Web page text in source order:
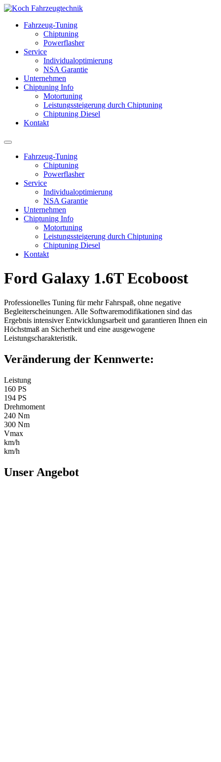
Fahrzeug-Tuning
Chiptuning
Powerflasher
Service
Individualoptimierung
NSA Garantie
Unternehmen
Chiptuning Info
Motortuning
Leistungssteigerung durch Chiptuning
Chiptuning Diesel
Kontakt
Fahrzeug-Tuning
Chiptuning
Powerflasher
Service
Individualoptimierung
NSA Garantie
Unternehmen
Chiptuning Info
Motortuning
Leistungssteigerung durch Chiptuning
Chiptuning Diesel
Kontakt
Ford Galaxy 1.6T Ecoboost
Professionelles Tuning für mehr Fahrspaß, ohne negative
Begleiterscheinungen. Alle Softwaremodifikationen sind das
Ergebnis intensiver Entwicklungsarbeit und garantieren Ihnen ein
Höchstmaß an Sicherheit und eine ausgewogene
Leistungscharakteristik.
Veränderung der Kennwerte:
Leistung
160 PS
194 PS
Drehmoment
240 Nm
300 Nm
Vmax
km/h
km/h
Unser Angebot